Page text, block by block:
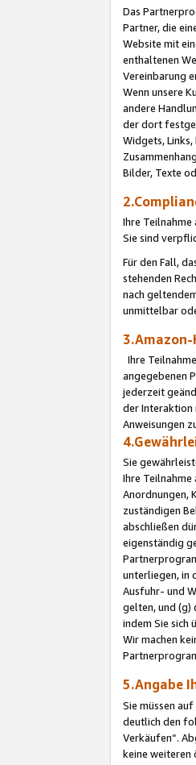
Das
Partner, die
Website mit
enthaltenen
Vereinbarung
Wenn unsere
andere
der dort
Widgets,
Bilder, Texte
Ihre
Sie sind
Für den Fall,
stehenden
nach
unmittelbar
3.Amazon-
Ihre
angegebenen
jederzeit
der Interaktion
Anweisungen
Sie
Ihre
Anordnungen,
zuständigen
abschließen
eigenständig
unterliegen, in
Ausfuhr- und
gelten, und (g)
indem Sie sich
Wir machen
5.Angabe
Sie müssen
deutlich den
Verkäufen“.
keine weiteren